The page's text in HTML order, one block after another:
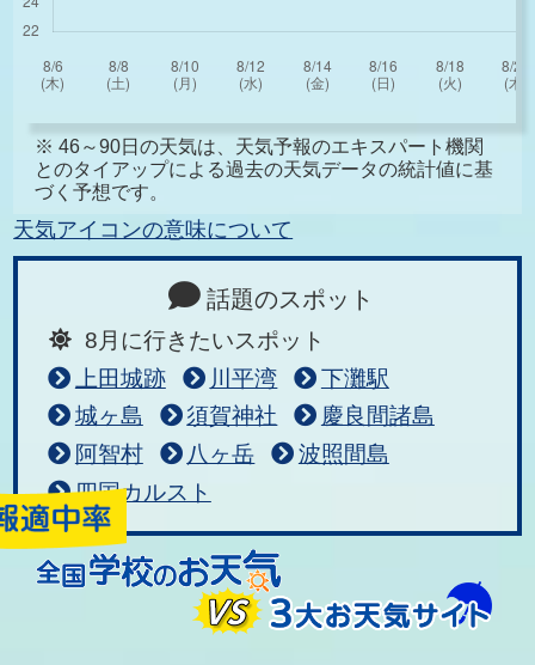
※ 46～90日の天気は、天気予報のエキスパート機関
とのタイアップによる過去の天気データの統計値に基
づく予想です。
天気アイコンの意味について
話題のスポット
8月に行きたいスポット
上田城跡
川平湾
下灘駅
城ヶ島
須賀神社
慶良間諸島
阿智村
八ヶ岳
波照間島
四国カルスト